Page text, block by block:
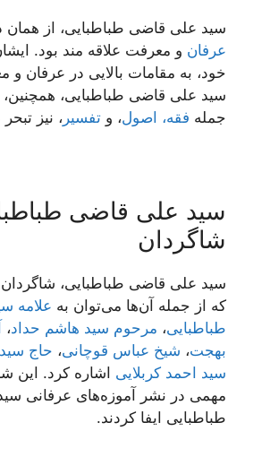
سید علی قاضی طباطبایی، از همان
عرفان و معرفت علاقه مند بود.
خود، به مقامات بالایی در عرفان
سید علی قاضی طباطبایی، همچنین،
جمله فقه، اصول، و تفسیر ، نیز
سید علی قاضی
شاگردان
سید علی قاضی طباطبایی،
که از جمله آن‌ها می‌توان به علامه
طباطبایی، مرحوم سید هاشم حداد،
بهجت، شیخ عباس قوچانی، حاج
سید احمد کربلایی اشاره کرد. این
مهمی در نشر آموزه‌های عرفانی
طباطبایی ایفا کردند.